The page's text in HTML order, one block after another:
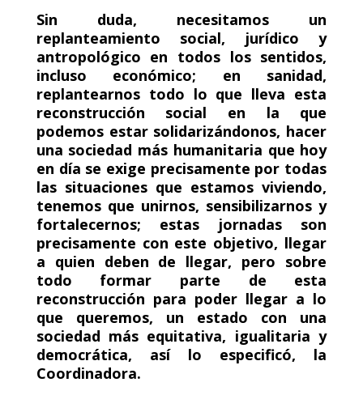
Sin duda, necesitamos un
replanteamiento social, jurídico y
antropológico en todos los sentidos,
incluso económico; en sanidad,
replantearnos todo lo que lleva esta
reconstrucción social en la que
podemos estar solidarizándonos, hacer
una sociedad más humanitaria que hoy
en día se exige precisamente por todas
las situaciones que estamos viviendo,
tenemos que unirnos, sensibilizarnos y
fortalecernos; estas jornadas son
precisamente con este objetivo, llegar
a quien deben de llegar, pero sobre
todo formar parte de esta
reconstrucción para poder llegar a lo
que queremos, un estado con una
sociedad más equitativa, igualitaria y
democrática, así lo especificó, la
Coordinadora.